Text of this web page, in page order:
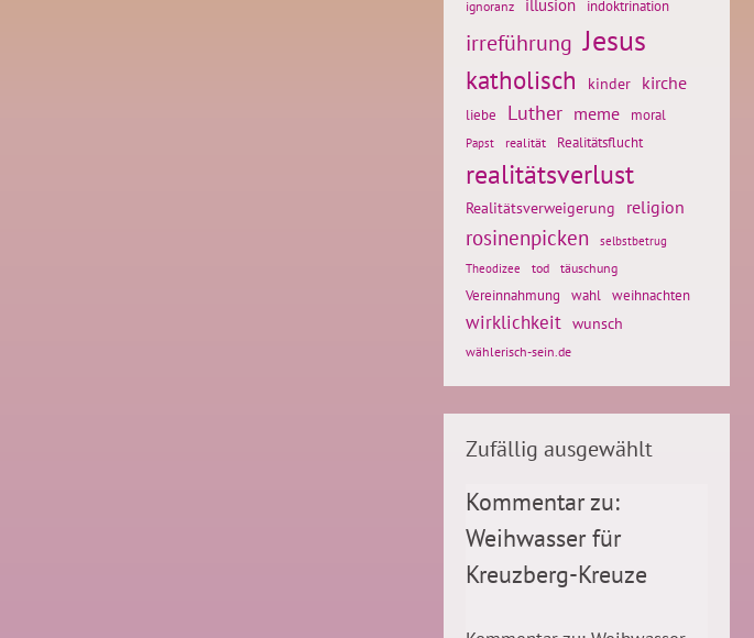
ignoranz
illusion indoktrination
irreführung Jesus
katholisch kinder kirche
liebe Luther meme moral
Papst realität Realitätsflucht
realitätsverlust
Realitätsverweigerung religion
rosinenpicken
selbstbetrug
Theodizee
tod täuschung
Vereinnahmung wahl weihnachten
wirklichkeit wunsch
wählerisch-sein.de
Zufällig ausgewählt
Kommentar zu:
Weihwasser für
Kreuzberg-Kreuze